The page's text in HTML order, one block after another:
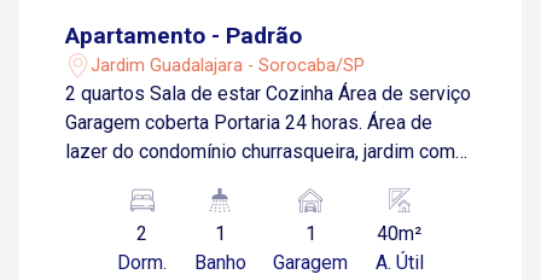
Apartamento - Padrão
Jardim Guadalajara - Sorocaba/SP
2 quartos Sala de estar Cozinha Área de serviço
Garagem coberta Portaria 24 horas. Área de
lazer do condomínio churrasqueira, jardim com
Localização: Próximo à avenida Armando
Pannunzio, oferece acesso fácil às principais
opções de comércio e serviços, como
2
Dorm.
1
Banho
1
Garagem
40m²
A. Útil